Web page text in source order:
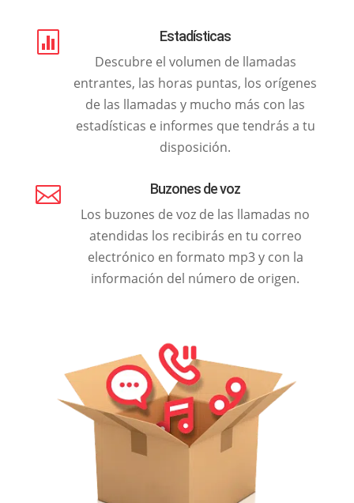
 Estadísticas
Descubre el volumen de llamadas
entrantes, las horas puntas, los orígenes
de las llamadas y mucho más con las
estadísticas e informes que tendrás a tu
disposición.
 Buzones de voz
Los buzones de voz de las llamadas no
atendidas los recibirás en tu correo
electrónico en formato mp3 y con la
información del número de origen.